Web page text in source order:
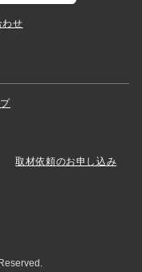
わせ
取材依頼のお申し込み